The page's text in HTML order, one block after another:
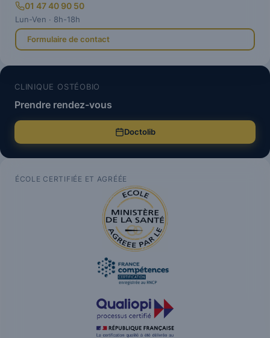
01 47 40 90 50
Lun-Ven · 8h-18h
Formulaire de contact
CLINIQUE OSTÉOBIO
Prendre rendez-vous
Doctolib
ÉCOLE CERTIFIÉE ET AGRÉÉE